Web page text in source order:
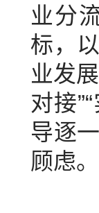
业分
标，
业发
对接
导逐
顾虑。